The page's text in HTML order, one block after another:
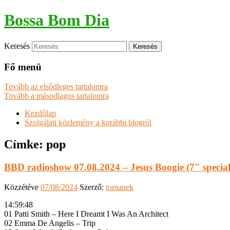
Bossa Bom Dia
Keresés
Fő menü
Tovább az elsődleges tartalomra
Tovább a másodlagos tartalomra
Kezdőlap
Szolgálati közlemény a korábbi blogról
Címke: pop
BBD radioshow 07.08.2024 – Jesus Boogie (7″
Közzétéve 07/08/2024 Szerző: tomanek
14:59:48
01 Patti Smith – Here I Dreamt I Was An Architect
02 Emma De Angelis – Trip